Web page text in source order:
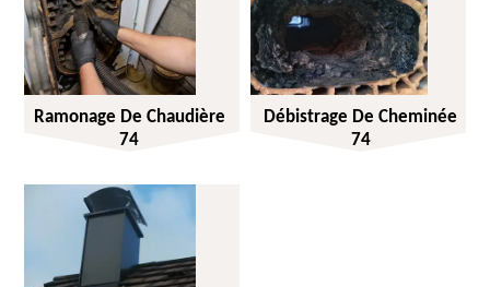
Ramonage De Chaudière
74
Débistrage De Cheminée
74